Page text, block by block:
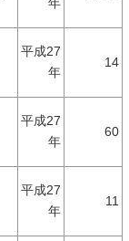
平成27
年
14
平成27
年
60
平成27
年
11